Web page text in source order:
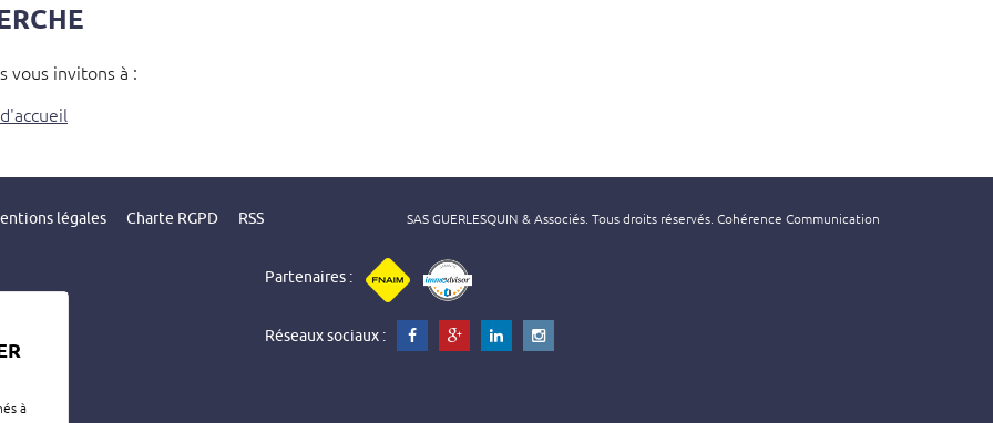
vous invitons à :
légales Charte RGPD RSS SAS GUERLESQUIN & Associés. Tous droits réservés. Cohérence Communication
Partenaires :
Réseaux sociaux :
à